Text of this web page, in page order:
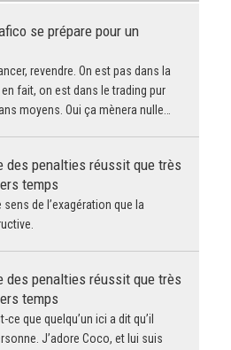
se prépare pour un
revendre. On est pas dans la
fait, on est dans le trading pur
moyens. Oui ça mènera nulle…
des penalties réussit que très
temps
de l’exagération que la
des penalties réussit que très
temps
ce que quelqu’un ici a dit qu’il
J’adore Coco, et lui suis